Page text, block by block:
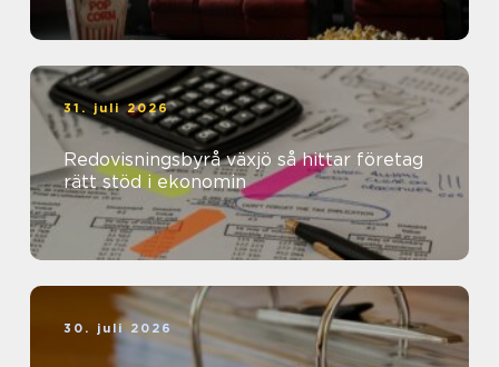
31. juli 2026
Redovisningsbyrå växjö så hittar företag
rätt stöd i ekonomin
30. juli 2026